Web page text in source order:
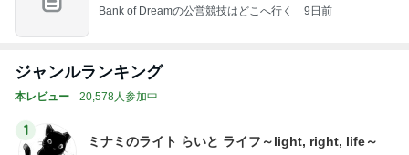
Bank of Dreamの公営競技はどこへ行く 9日前
ジャンルランキング
本レビュー 20,578人参加中
1
ミナミのライト らいと ライフ～light, right, life～